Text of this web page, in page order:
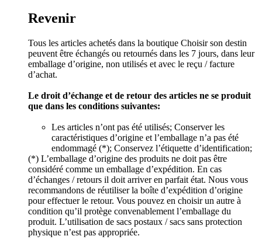
Revenir
Tous les articles achetés dans la boutique Choisir son destin
peuvent être échangés ou retournés dans les 7 jours, dans leur
emballage d’origine, non utilisés et avec le reçu / facture
d’achat.
Le droit d’échange et de retour des articles ne se produit
que dans les conditions suivantes:
Les articles n’ont pas été utilisés; Conserver les
caractéristiques d’origine et l’emballage n’a pas été
endommagé (*); Conservez l’étiquette d’identification;
(*) L’emballage d’origine des produits ne doit pas être
considéré comme un emballage d’expédition. En cas
d’échanges / retours il doit arriver en parfait état. Nous vous
recommandons de réutiliser la boîte d’expédition d’origine
pour effectuer le retour. Vous pouvez en choisir un autre à
condition qu’il protège convenablement l’emballage du
produit. L’utilisation de sacs postaux / sacs sans protection
physique n’est pas appropriée.